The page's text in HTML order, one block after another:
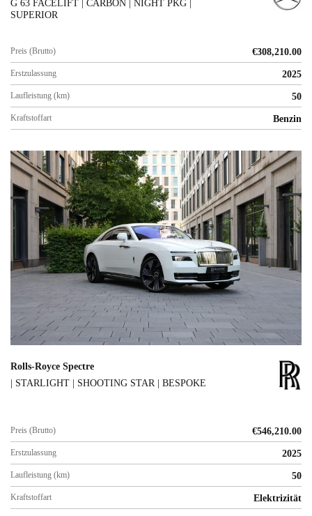
G 63 FACELIFT | CARBON | NIGHT PKG |
SUPERIOR
Preis (Brutto) €308,210.00
Erstzulassung 2025
Laufleistung (km) 50
Kraftstoffart Benzin
Rolls-Royce Spectre
| STARLIGHT | SHOOTING STAR | BESPOKE
Preis (Brutto) €546,210.00
Erstzulassung 2025
Laufleistung (km) 50
Kraftstoffart Elektrizität